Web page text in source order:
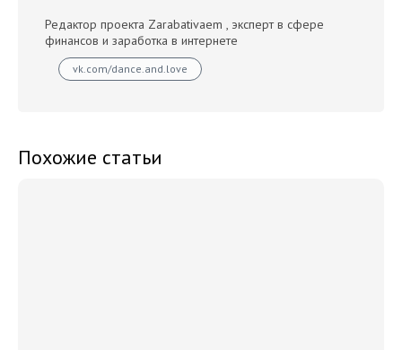
Редактор проекта Zarabativaem , эксперт в сфере
финансов и заработка в интернете
vk.com/dance.and.love
Похожие статьи